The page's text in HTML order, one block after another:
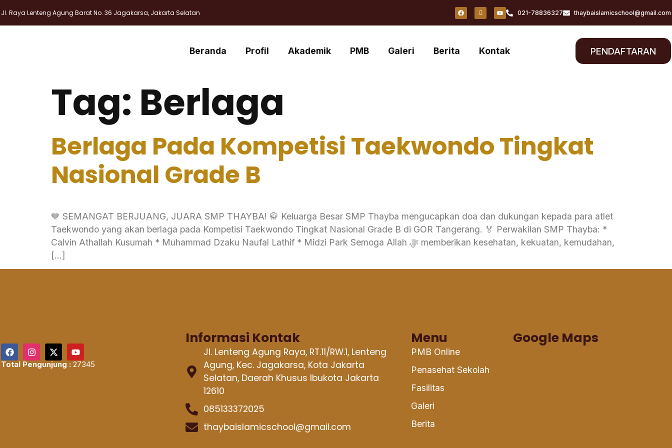
Jl. Raya Lenteng Agung Barat No. 36 Jagakarsa, Jakarta Selatan 021-78836327 thaybaislamicschool@gmail.com
Beranda Profil Akademik PMB Galeri Berita Kontak PENDAFTARAN
Tag: Berlaga
Berlaga Pada Kompetisi Taekwondo Tingkat
Nasional Grade B
💙 SEMANGAT BERJUANG, JUARA SMP THAYBA! 🥋 Keluarga Besar SMP Thayba mengucapkan doa dan dukungan kepada para atlet
Taekwondo yang akan berlaga pada Kompetisi Taekwondo Tingkat Nasional Grade B di GOR Tangerang. 🏅 Perwakilan SMP Thayba: *
Calvin Athallah Kusumah * Muhammad Dzaku Naufal Lathif * Midzi Park Semoga Allah ﷻ memberikan kesehatan, kekuatan, kemudahan,
[…]
Total Pengunjung : 27345
Informasi Kontak
Jl. Lenteng Agung Raya, RT.11/RW.1, Lenteng
Agung, Kec. Jagakarsa, Kota Jakarta
Selatan, Daerah Khusus Ibukota Jakarta
12610
085133372025
thaybaislamicschool@gmail.com
Menu
PMB Online
Penasehat Sekolah
Fasilitas
Galeri
Berita
Google Maps